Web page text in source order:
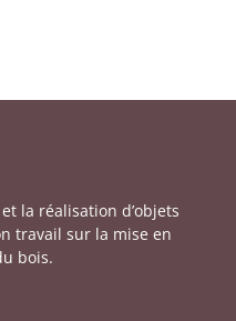
la réalisation d’objets
travail sur la mise en
bois.